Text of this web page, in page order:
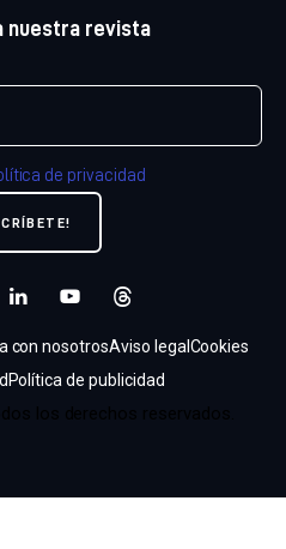
nuestra revista
de privacidad
con nosotrosAviso legalCookies
Política de publicidad